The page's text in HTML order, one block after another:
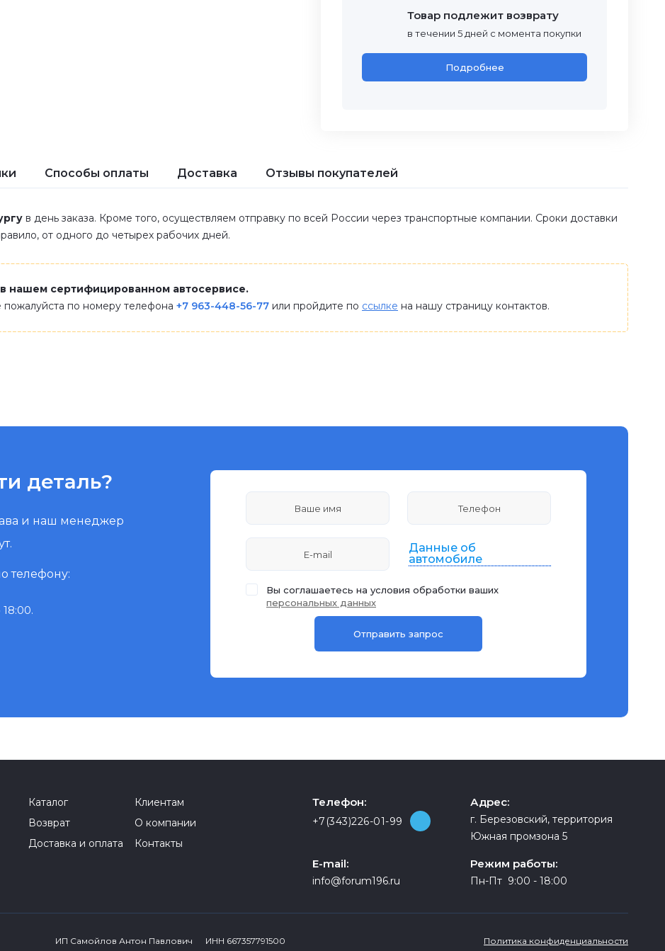
Товар подлежит возврату
в течении 5 дней с момента покупки
Подробнее
Способы оплаты Доставка Отзывы покупателей
в день заказа. Кроме того, осуществляем отправку по всей России через транспортные компании. Сроки доставки
от одного до четырех рабочих дней.
нашем сертифицированном автосервисе.
пожалуйста по номеру телефона +7 963-448-56-77 или пройдите по ссылке на нашу страницу контактов.
деталь?
и наш менеджер
телефону:
Данные об
автомобиле
Вы соглашаетесь на условия обработки ваших
персональных данных
Каталог
Возврат
Доставка и оплата
Клиентам
О компании
Контакты
Телефон:
+7(343)226-01-99
Адрес:
г. Березовский, территория
Южная промзона 5
E-mail:
info@forum196.ru
Режим работы:
Пн-Пт 9:00 - 18:00
ИП Самойлов Антон Павлович ИНН 667357791500 Политика конфиденциальности